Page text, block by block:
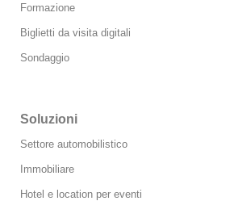
Formazione
Biglietti da visita digitali
Sondaggio
Soluzioni
Settore automobilistico
Immobiliare
Hotel e location per eventi